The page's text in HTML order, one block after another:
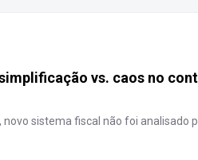
vs. caos no
novo sistema fiscal não foi analisado